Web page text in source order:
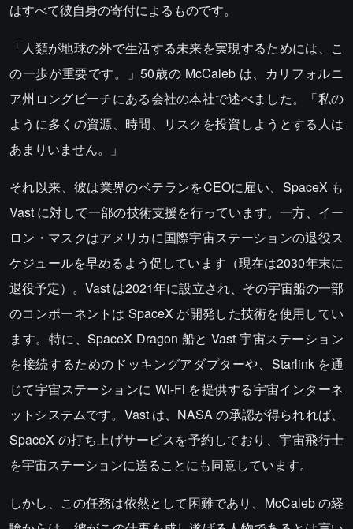
はすべて彼自身の寄付によるものです。
「人類が地球の外で生活する未来を実現するためには、こ
の一歩が重要です。」50歳の McCaleb は、カリフォルニ
ア州ロングビーチにある会社の本社で述べました。「私の
ように多くの資源、時間、リスクを投資しようとする人は
あまりいません。」
それ以来、彼は業界のベテランをCEOに雇い、SpaceX も
Vast に対して一部の技術支援を行っています。一方、イー
ロン・マスクはアメリカに国際宇宙ステーションの退役ス
ケジュールを早めるよう促しています（現在は2030年末に
退役予定）。Vast は2021年に設立され、その宇宙船の一部
のコンポーネントは SpaceX が開発した技術を使用してい
ます。特に、SpaceX Dragon 船と Vast 宇宙ステーション
を接続するためのドッキングアダプターや、Starlink を通
じて宇宙ステーションに Wi-Fi を提供する宇宙インターネ
ットシステムです。Vast は、NASA の承認が得られれば、
SpaceX の打ち上げサービスを予約しており、宇宙飛行士
を宇宙ステーションに送ることにも同意しています。
しかし、この任務は依然として困難であり、McCaleb の経